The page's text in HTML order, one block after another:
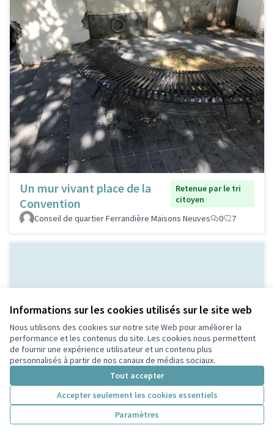
Informations sur les cookies utilisés sur le site web
Nous utilisons des cookies sur notre site Web pour améliorer la
performance et les contenus du site. Les cookies nous permettent
de fournir une expérience utilisateur et un contenu plus
personnalisés à partir de nos canaux de médias sociaux.
Tout accepter
Accepter seulement les cookies essentiels
Paramètres
Un mur vivant place de la
Convention
Retenue par le tri
citoyen
Conseil de quartier Ferrandière Maisons Neuves
0 7
Bal Populaire place Lazare
Goujon
Non retenue par le tri
citoyen